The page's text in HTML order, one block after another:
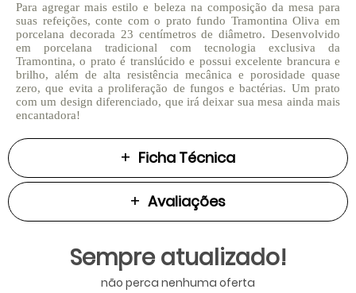
Para agregar mais estilo e beleza na composição da mesa para
suas refeições, conte com o prato fundo Tramontina Oliva em
porcelana decorada 23 centímetros de diâmetro. Desenvolvido
em porcelana tradicional com tecnologia exclusiva da
Tramontina, o prato é translúcido e possui excelente brancura e
brilho, além de alta resistência mecânica e porosidade quase
zero, que evita a proliferação de fungos e bactérias. Um prato
com um design diferenciado, que irá deixar sua mesa ainda mais
encantadora!
Ficha Técnica
Avaliações
Sempre atualizado!
não perca nenhuma oferta